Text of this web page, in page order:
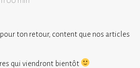
ton retour, content que nos articles
qui viendront bientôt